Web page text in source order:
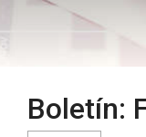
Boletín: